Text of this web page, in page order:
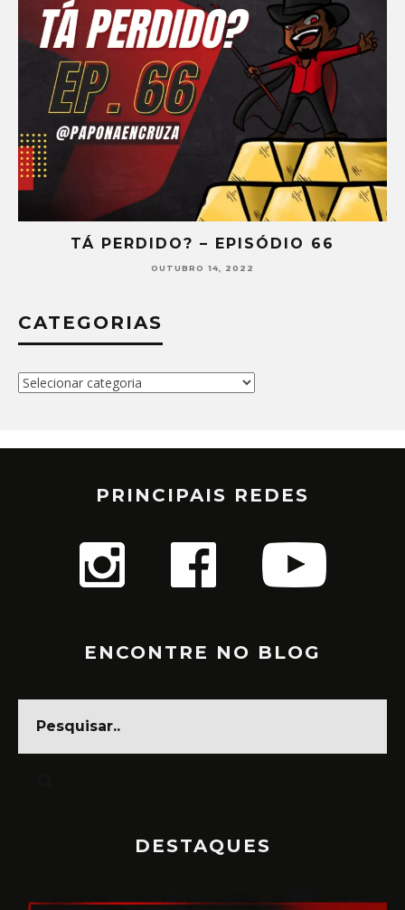
TÁ PERDIDO? – EPISÓDIO 65
SETEMBRO 30, 2022
CATEGORIAS
Categorias
PRINCIPAIS REDES
ENCONTRE NO BLOG
DESTAQUES